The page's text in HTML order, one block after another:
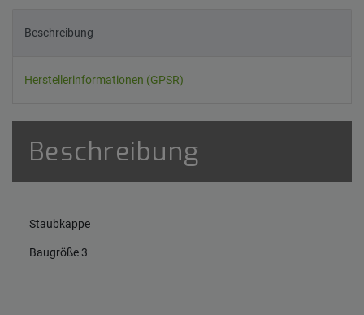
Beschreibung
Herstellerinformationen (GPSR)
Beschreibung
Staubkappe
Baugröße 3